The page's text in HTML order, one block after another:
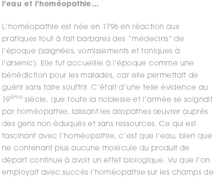
l’eau et l’homéopathie…
L’homéopathie est née en 1796 en réaction aux
pratiques tout à fait barbares des “médecins” de
l’époque (saignées, vomissements et toniques à
l’arsenic). Elle fut accueillie à l’époque comme une
bénédiction pour les malades, car elle permettait de
guérir sans faire souffrir. C’était d’une telle évidence au
19ème siècle, que toute la noblesse et l’armée se soignait
par homéopathie, laissant les allopathes œuvrer auprès
des gens non éduqués et sans ressources. Ce qui est
fascinant avec l’homéopathie, c’est que l’eau, bien que
ne contenant plus aucune molécule du produit de
départ continue à avoir un effet biologique. Vu que l’on
employait avec succès l’homéopathie sur les champs de